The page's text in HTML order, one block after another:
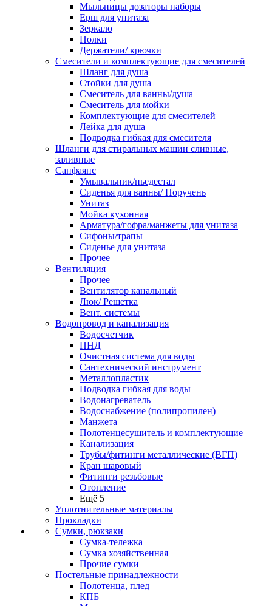
Мыльницы дозаторы наборы
Ерш для унитаза
Зеркало
Полки
Держатели/ крючки
Смесители и комплектующие для смесителей
Шланг для душа
Стойки для душа
Смеситель для ванны/душа
Смеситель для мойки
Комплектующие для смесителей
Лейка для душа
Подводка гибкая для смесителя
Шланги для стиральных машин сливные,
заливные
Санфаянс
Умывальник/пьедестал
Сиденья для ванны/ Поручень
Унитаз
Мойка кухонная
Арматура/гофра/манжеты для унитаза
Сифоны/трапы
Сиденье для унитаза
Прочее
Вентиляция
Прочее
Вентилятор канальный
Люк/ Решетка
Вент. системы
Водопровод и канализация
Водосчетчик
ПНД
Очистная система для воды
Сантехнический инструмент
Металлопластик
Подводка гибкая для воды
Водонагреватель
Водоснабжение (полипропилен)
Манжета
Полотенцесушитель и комплектующие
Канализация
Трубы/фитинги металлические (ВГП)
Кран шаровый
Фитинги резьбовые
Отопление
Ещё 5
Уплотнительные материалы
Прокладки
Сумки, рюкзаки
Сумка-тележка
Сумка хозяйственная
Прочие сумки
Постельные принадлежности
Полотенца, плед
КПБ